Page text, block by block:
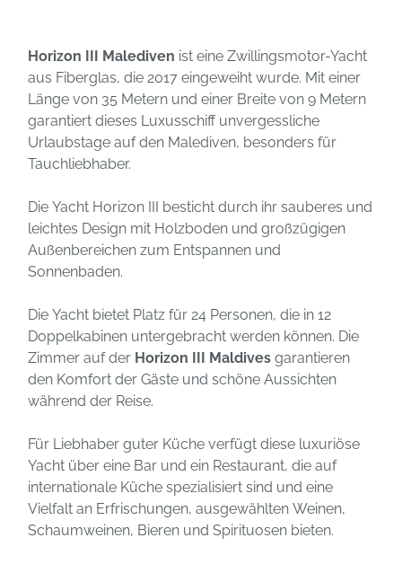
Horizon III Malediven ist eine Zwillingsmotor-Yacht
aus Fiberglas, die 2017 eingeweiht wurde. Mit einer
Länge von 35 Metern und einer Breite von 9 Metern
garantiert dieses Luxusschiff unvergessliche
Urlaubstage auf den Malediven, besonders für
Tauchliebhaber.
Die Yacht Horizon III besticht durch ihr sauberes und
leichtes Design mit Holzboden und großzügigen
Außenbereichen zum Entspannen und
Sonnenbaden.
Die Yacht bietet Platz für 24 Personen, die in 12
Doppelkabinen untergebracht werden können. Die
Zimmer auf der Horizon III Maldives garantieren
den Komfort der Gäste und schöne Aussichten
während der Reise.
Für Liebhaber guter Küche verfügt diese luxuriöse
Yacht über eine Bar und ein Restaurant, die auf
internationale Küche spezialisiert sind und eine
Vielfalt an Erfrischungen, ausgewählten Weinen,
Schaumweinen, Bieren und Spirituosen bieten.